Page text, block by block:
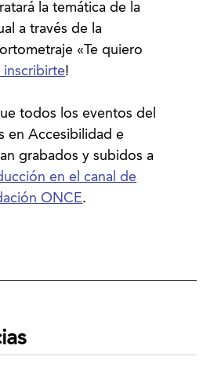
la temática de la
a través de la
«Te quiero
inscribirte!
todos los eventos del
en Accesibilidad e
grabados y subidos a
en el canal de
ONCE.